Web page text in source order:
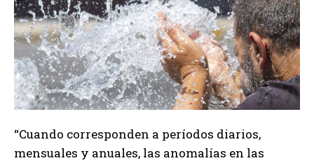
“Cuando corresponden a períodos diarios,
mensuales y anuales, las anomalías en las